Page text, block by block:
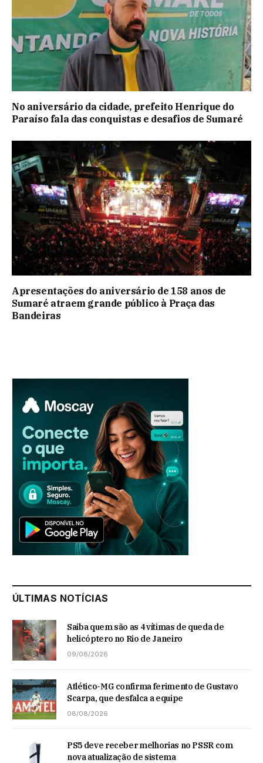
No aniversário da cidade, prefeito Henrique do
Paraíso fala das conquistas e desafios de Sumaré
Apresentações do aniversário de 158 anos de
Sumaré atraem grande público à Praça das
Bandeiras
ÚLTIMAS NOTÍCIAS
Saiba quem são as 4 vítimas de queda de
helicóptero no Rio de Janeiro
09/08/2026
Atlético-MG confirma ferimento de Gustavo
Scarpa, que desfalca a equipe
08/08/2026
PS5 deve receber melhorias no PSSR com
nova atualização de sistema